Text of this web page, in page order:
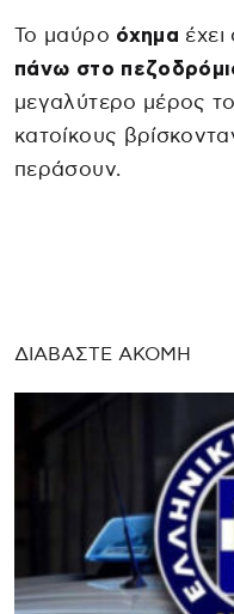
Το μαύρο όχημα
πάνω στο
μεγαλύτερο μέρος
κατοίκους
περάσουν.
ΔΙΑΒΑΣΤΕ ΑΚΟΜΗ